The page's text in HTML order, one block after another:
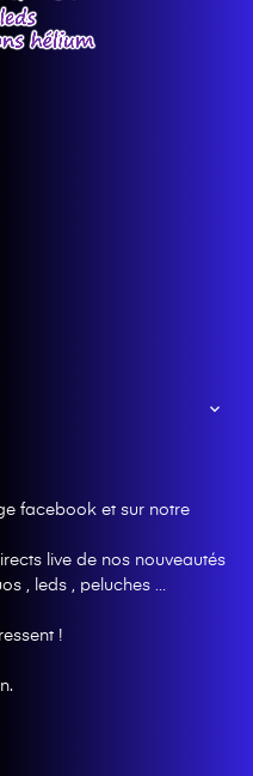

facebook et sur notre
live de nos nouveautés
, leds , peluches …
!